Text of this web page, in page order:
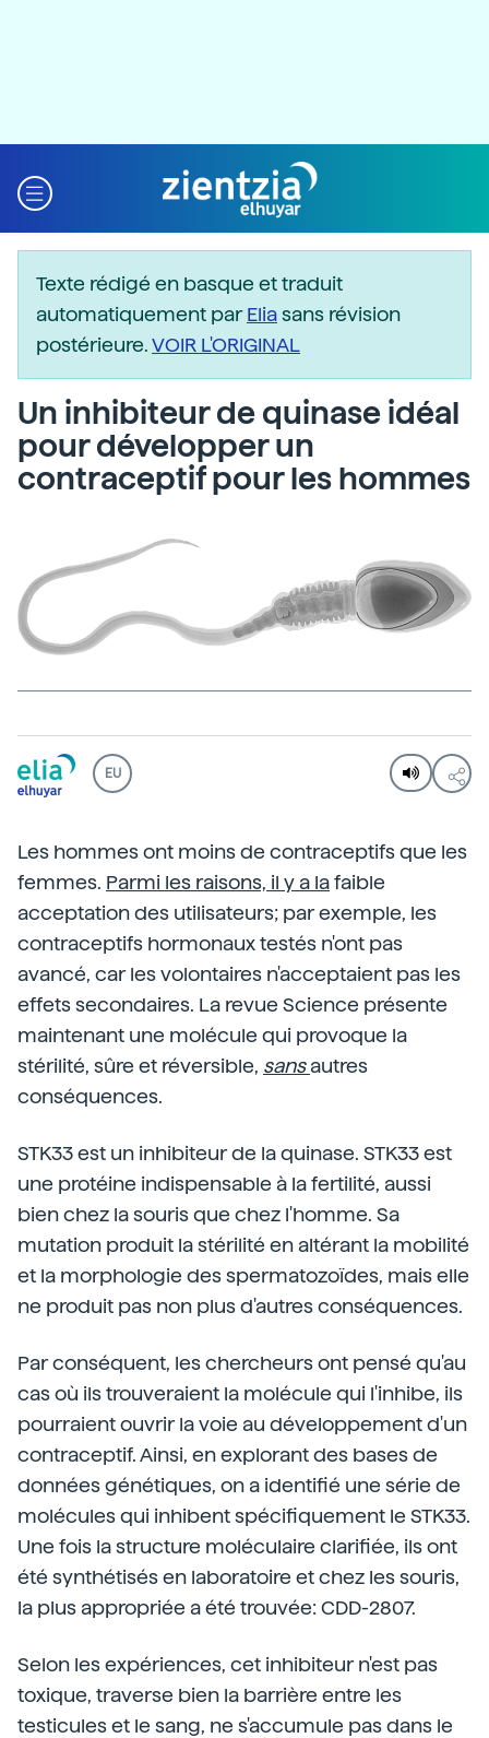
Texte rédigé en basque et traduit
automatiquement parEliasans révision
postérieure.VOIR L'ORIGINAL
Un inhibiteur de quinase idéal
pour développer un
contraceptif pour les hommes
EU
Les hommes ont moins de contraceptifs que les
femmes. Parmi les raisons, il y a lafaible
acceptation des utilisateurs; par exemple, les
contraceptifs hormonaux testés n'ont pas
avancé, car les volontaires n'acceptaient pas les
effets secondaires. La revue Science présente
maintenant une molécule qui provoque la
stérilité, sûre et réversible, sans autres
conséquences.
STK33 est un inhibiteur de la quinase. STK33 est
une protéine indispensable à la fertilité, aussi
bien chez la souris que chez l'homme. Sa
mutation produit la stérilité en altérant la mobilité
et la morphologie des spermatozoïdes, mais elle
ne produit pas non plus d'autres conséquences.
Par conséquent, les chercheurs ont pensé qu'au
cas où ils trouveraient la molécule qui l'inhibe, ils
pourraient ouvrir la voie au développement d'un
contraceptif. Ainsi, en explorant des bases de
données génétiques, on a identifié une série de
molécules qui inhibent spécifiquement le STK33.
Une fois la structure moléculaire clarifiée, ils ont
été synthétisés en laboratoire et chez les souris,
la plus appropriée a été trouvée: CDD-2807.
Selon les expériences, cet inhibiteur n'est pas
toxique, traverse bien la barrière entre les
testicules et le sang, ne s'accumule pas dans le